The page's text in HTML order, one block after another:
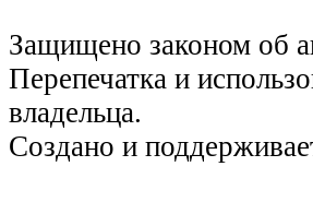
Защищено законом об
Перепечатка и
владельца.
Создано и